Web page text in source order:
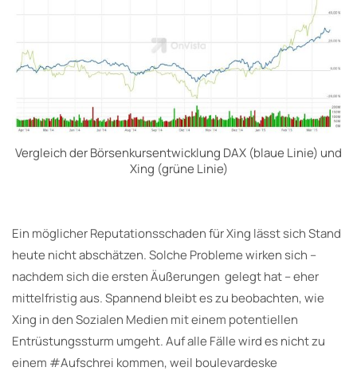
Vergleich der Börsenkursentwicklung DAX (blaue Linie) und
Xing (grüne Linie)
Ein möglicher Reputationsschaden für Xing lässt sich Stand
heute nicht abschätzen. Solche Probleme wirken sich –
nachdem sich die ersten Äußerungen gelegt hat – eher
mittelfristig aus. Spannend bleibt es zu beobachten, wie
Xing in den Sozialen Medien mit einem potentiellen
Entrüstungssturm umgeht. Auf alle Fälle wird es nicht zu
einem #Aufschrei kommen, weil boulevardeske